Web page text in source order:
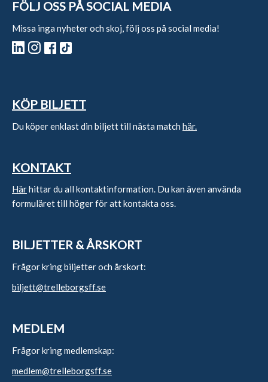
FÖLJ OSS PÅ SOCIAL MEDIA
Missa inga nyheter och skoj, följ oss på social media!
KÖP BILJETT
Du köper enklast din biljett till nästa match här.
KONTAKT
Härhittar du all kontaktinformation. Du kan även använda
formuläret till höger för att kontakta oss.
BILJETTER & ÅRSKORT
Frågor kring biljetter och årskort:
biljett@trelleborgsff.se
MEDLEM
Frågor kring medlemskap:
medlem@trelleborgsff.se